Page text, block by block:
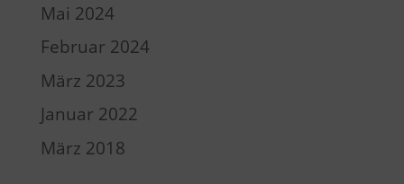
Mai 2024
Februar 2024
März 2023
Januar 2022
März 2018